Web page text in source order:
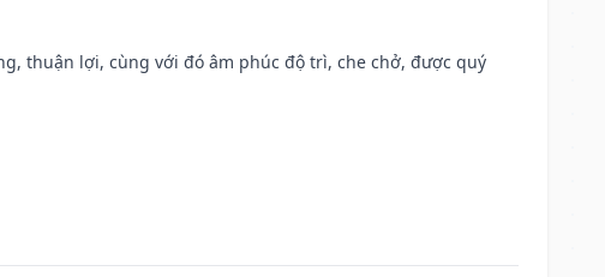
thuận lợi, cùng với đó âm phúc độ trì, che chở, được quý